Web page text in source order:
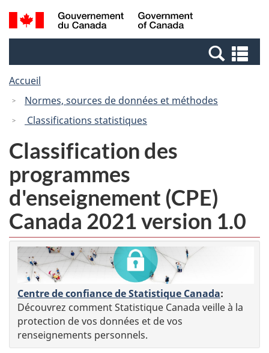
Passer
au
Passer
à
Canada
Recherche
et
et
Accueil
Normes, sources de données et méthodes
Classifications statistiques
Classification des
programmes
d'enseignement (CPE)
Canada 2021 version 1.0
Centre de confiance de Statistique Canada:
Découvrez comment Statistique Canada veille à la
protection de vos données et de vos
renseignements personnels.